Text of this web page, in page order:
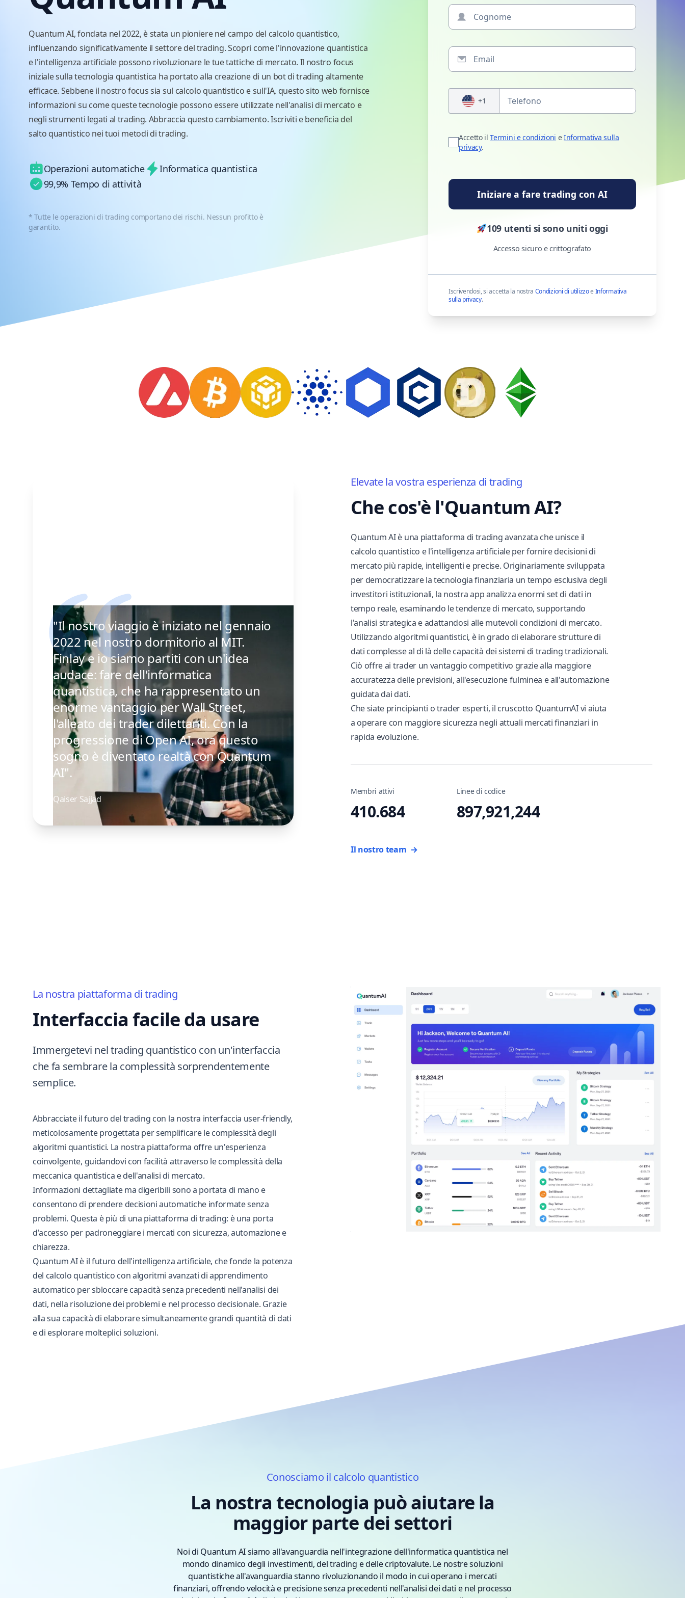
Quantum AI, fondata nel 2022, è stata un pioniere nel campo del calcolo quantistico,
influenzando significativamente il settore del trading. Scopri come l'innovazione quantistica
e l'intelligenza artificiale possono rivoluzionare le tue tattiche di mercato. Il nostro focus
iniziale sulla tecnologia quantistica ha portato alla creazione di un bot di trading altamente
efficace. Sebbene il nostro focus sia sul calcolo quantistico e sull'IA, questo sito web fornisce
informazioni su come queste tecnologie possono essere utilizzate nell'analisi di mercato e
negli strumenti legati al trading. Abbraccia questo cambiamento. Iscriviti e beneficia del
salto quantistico nei tuoi metodi di trading.
Operazioni automatiche
Informatica quantistica
99,9% Tempo di attività
* Tutte le operazioni di trading comportano dei rischi. Nessun profitto è
garantito.
+1
Accetto ilTermini e condizioni eInformativa sulla
privacy.
Iniziare a fare trading con AI
109 utenti si sono uniti oggi
Accesso sicuro e crittografato
Iscrivendosi, si accetta la nostra Condizioni di utilizzoe Informativa
sulla privacy.
"Il nostro viaggio è iniziato nel gennaio
2022 nel nostro dormitorio al MIT.
Finlay e io siamo partiti con un'idea
audace: fare dell'informatica
quantistica, che ha rappresentato un
enorme vantaggio per Wall Street,
l'alleato dei trader dilettanti. Con la
progressione di Open AI, ora questo
sogno è diventato realtà con Quantum
AI".
Qaiser Sajjad
Elevate la vostra esperienza di trading
Che cos'è l'Quantum AI?
Quantum AI è una piattaforma di trading avanzata che unisce il
calcolo quantistico e l'intelligenza artificiale per fornire decisioni di
mercato più rapide, intelligenti e precise. Originariamente sviluppata
per democratizzare la tecnologia finanziaria un tempo esclusiva degli
investitori istituzionali, la nostra app analizza enormi set di dati in
tempo reale, esaminando le tendenze di mercato, supportando
l'analisi strategica e adattandosi alle mutevoli condizioni di mercato.
Utilizzando algoritmi quantistici, è in grado di elaborare strutture di
dati complesse al di là delle capacità dei sistemi di trading tradizionali.
Ciò offre ai trader un vantaggio competitivo grazie alla maggiore
accuratezza delle previsioni, all'esecuzione fulminea e all'automazione
guidata dai dati.
Che siate principianti o trader esperti, il cruscotto QuantumAI vi aiuta
a operare con maggiore sicurezza negli attuali mercati finanziari in
rapida evoluzione.
Membri attivi
410.684
Linee di codice
897,921,244
Il nostro team →
La nostra piattaforma di trading
Interfaccia facile da usare
Immergetevi nel trading quantistico con un'interfaccia
che fa sembrare la complessità sorprendentemente
semplice.
Abbracciate il futuro del trading con la nostra interfaccia user-friendly,
meticolosamente progettata per semplificare le complessità degli
algoritmi quantistici. La nostra piattaforma offre un'esperienza
coinvolgente, guidandovi con facilità attraverso le complessità della
meccanica quantistica e dell'analisi di mercato.
Informazioni dettagliate ma digeribili sono a portata di mano e
consentono di prendere decisioni automatiche informate senza
problemi. Questa è più di una piattaforma di trading: è una porta
d'accesso per padroneggiare i mercati con sicurezza, automazione e
chiarezza.
Quantum AI è il futuro dell'intelligenza artificiale, che fonde la potenza
del calcolo quantistico con algoritmi avanzati di apprendimento
automatico per sbloccare capacità senza precedenti nell'analisi dei
dati, nella risoluzione dei problemi e nel processo decisionale. Grazie
alla sua capacità di elaborare simultaneamente grandi quantità di dati
e di esplorare molteplici soluzioni.
Conosciamo il calcolo quantistico
La nostra tecnologia può aiutare la
maggior parte dei settori
Noi di Quantum AI siamo all'avanguardia nell'integrazione dell'informatica quantistica nel
mondo dinamico degli investimenti, del trading e delle criptovalute. Le nostre soluzioni
quantistiche all'avanguardia stanno rivoluzionando il modo in cui operano i mercati
finanziari, offrendo velocità e precisione senza precedenti nell'analisi dei dati e nel processo